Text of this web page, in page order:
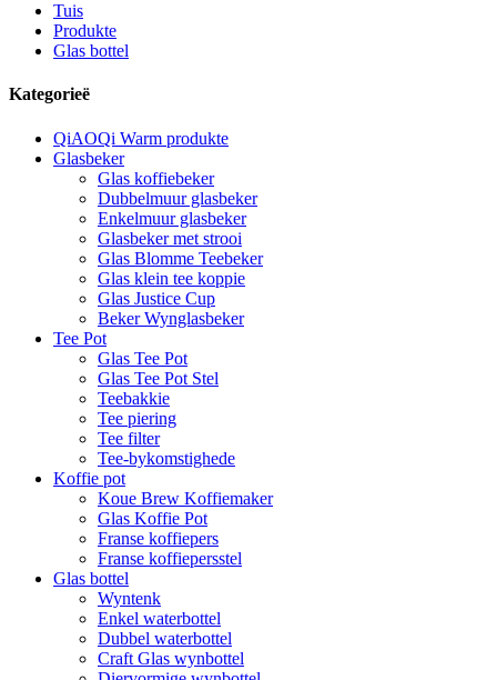
Tuis
Produkte
Glas bottel
Kategorieë
QiAOQi Warm produkte
Glasbeker
Glas koffiebeker
Dubbelmuur glasbeker
Enkelmuur glasbeker
Glasbeker met strooi
Glas Blomme Teebeker
Glas klein tee koppie
Glas Justice Cup
Beker Wynglasbeker
Tee Pot
Glas Tee Pot
Glas Tee Pot Stel
Teebakkie
Tee piering
Tee filter
Tee-bykomstighede
Koffie pot
Koue Brew Koffiemaker
Glas Koffie Pot
Franse koffiepers
Franse koffiepersstel
Glas bottel
Wyntenk
Enkel waterbottel
Dubbel waterbottel
Craft Glas wynbottel